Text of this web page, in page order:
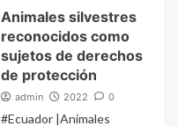
Animales silvestres
reconocidos como
sujetos de derechos
de protección
admin 2022 0
#Ecuador |Animales